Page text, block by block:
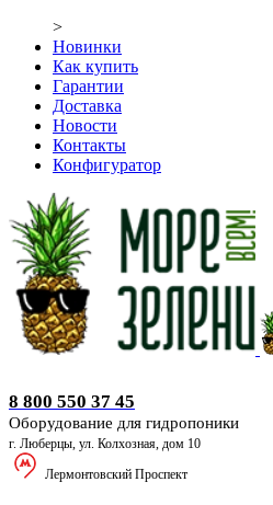
>
Новинки
Как купить
Гарантии
Доставка
Новости
Контакты
Конфигуратор
8 800 550 37 45
Оборудование для гидропоники
г. Люберцы, ул. Колхозная, дом 10
Лермонтовский Проспект